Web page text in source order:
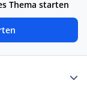
Thema starten